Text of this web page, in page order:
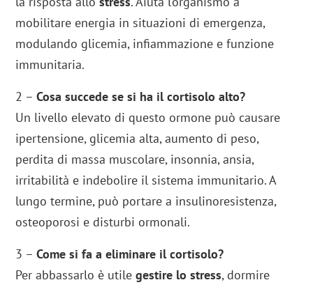
mobilitare energia in situazioni di emergenza,
modulando glicemia, infiammazione e funzione
immunitaria.
2 –Cosa succede se si ha il cortisolo alto?
Un livello elevato di questo ormone può causare
ipertensione, glicemia alta, aumento di peso,
perdita di massa muscolare, insonnia, ansia,
irritabilità e indebolire il sistema immunitario. A
lungo termine, può portare a insulinoresistenza,
osteoporosi e disturbi ormonali.
3 –Come si fa a eliminare il cortisolo?
Per abbassarlo è utilegestire lo stress, dormire